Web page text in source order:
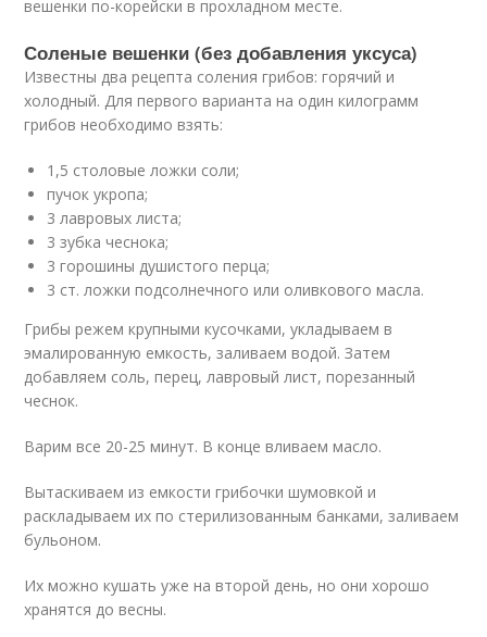
вешенки по-корейски в прохладном месте.
Соленые вешенки (без добавления уксуса)
Известны два рецепта соления грибов: горячий и
холодный. Для первого варианта на один килограмм
грибов необходимо взять:
1,5 столовые ложки соли;
пучок укропа;
3 лавровых листа;
3 зубка чеснока;
3 горошины душистого перца;
3 ст. ложки подсолнечного или оливкового масла.
Грибы режем крупными кусочками, укладываем в
эмалированную емкость, заливаем водой. Затем
добавляем соль, перец, лавровый лист, порезанный
чеснок.
Варим все 20-25 минут. В конце вливаем масло.
Вытаскиваем из емкости грибочки шумовкой и
раскладываем их по стерилизованным банками, заливаем
бульоном.
Их можно кушать уже на второй день, но они хорошо
хранятся до весны.